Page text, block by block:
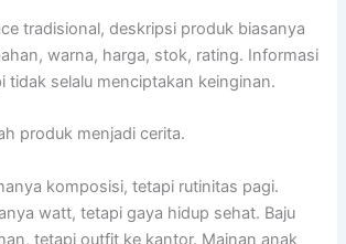
tradisional, deskripsi produk biasanya
warna, harga, stok, rating. Informasi
tidak selalu menciptakan keinginan.
produk menjadi cerita.
komposisi, tetapi rutinitas pagi.
watt, tetapi gaya hidup sehat. Baju
tetapi outfit ke kantor. Mainan anak